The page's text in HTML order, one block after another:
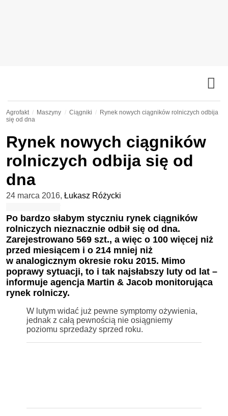
Agrofakt Maszyny Ciągniki
Rynek nowych ciągników rolniczych odbija
się od dna
Rynek nowych ciągników
rolniczych odbija się od
dna
24 marca 2016, Łukasz Różycki
Po bardzo słabym styczniu rynek ciągników
rolniczych nieznacznie odbił się od dna.
Zarejestrowano 569 szt., a więc o 100 więcej niż
przed miesiącem i o 214 mniej niż
w analogicznym okresie roku 2015. Mimo
poprawy sytuacji, to i tak najsłabszy luty od lat –
informuje agencja Martin & Jacob monitorująca
rynek rolniczy.
W lutym widać już pewne symptomy ożywienia,
jednak z całą pewnością nie osiągniemy
poziomu sprzedaży sprzed roku.